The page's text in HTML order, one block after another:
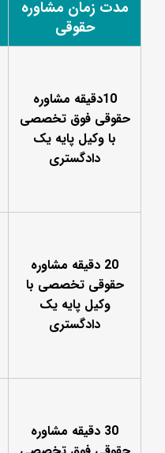
مدت زمان مشاوره
حقوقی
10دقیقه مشاوره
حقوقی فوق تخصصی
با وکیل پایه یک
دادگستری
20 دقیقه مشاوره
حقوقی تخصصی با
وکیل پایه یک
دادگستری
30 دقیقه مشاوره